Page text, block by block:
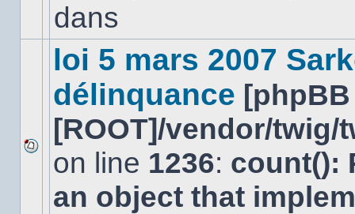
sujet.
dans
Aucun
nouveau
message
non-
loi 5 mars 2007
délinquance
[ROOT]/vendor/
on line 1236: count():
an object that